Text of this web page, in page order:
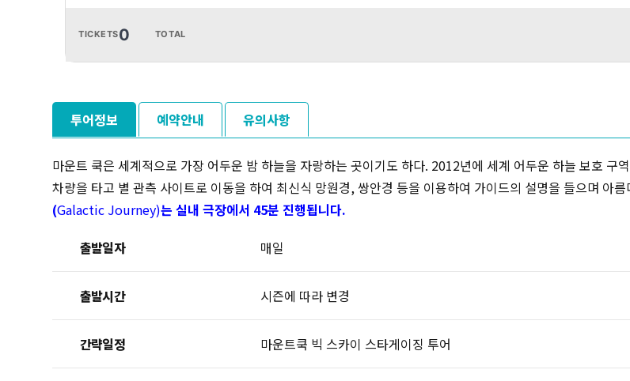
TICKETS0 TOTAL
투어정보 예약안내 유의사항
마운트 쿡은 세계적으로 가장 어두운 밤 하늘을 자랑하는 곳이기도 하다. 2012년에 세계 어두운 하늘 보호
차량을 타고 별 관측 사이트로 이동을 하여 최신식 망원경, 쌍안경 등을 이용하여 가이드의 설명을 들으며 아
(Galactic Journey)는 실내 극장에서 45분 진행됩니다.
출발일자
매일
출발시간 시즌에 따라 변경
간략일정 마운트쿡 빅 스카이 스타게이징 투어